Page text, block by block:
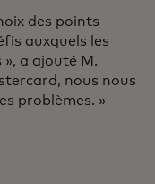
des points
auxquels les
a ajouté M.
nous nous
problèmes. »